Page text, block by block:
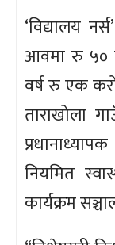
‘विद्यालय
आवमा रु ५०
वर्ष रु एक
ताराखोला
नियमित
कार्यक्रम